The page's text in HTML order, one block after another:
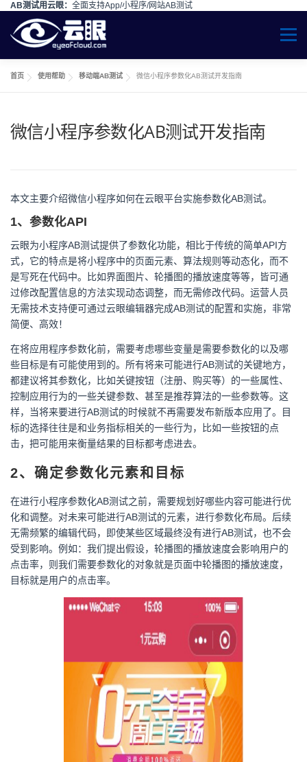
AB测试用云眼： 全面支持App/小程序/网站AB测试
Skip to content
Menu
首页 使用帮助 移动端AB测试 微信小程序参数化AB测试开发指南
微信小程序参数化AB测试开发指南
本文主要介绍微信小程序如何在云眼平台实施参数化AB测试。
1、参数化API
云眼为小程序AB测试提供了参数化功能，相比于传统的简单API方
式，它的特点是将小程序中的页面元素、算法规则等动态化，而不
是写死在代码中。比如界面图片、轮播图的播放速度等等，皆可通
过修改配置信息的方法实现动态调整，而无需修改代码。运营人员
无需技术支持便可通过云眼编辑器完成AB测试的配置和实施，非常
简便、高效！
在将应用程序参数化前，需要考虑哪些变量是需要参数化的以及哪
些目标是有可能使用到的。所有将来可能进行AB测试的关键地方，
都建议将其参数化，比如关键按钮（注册、购买等）的一些属性、
控制应用行为的一些关键参数、甚至是推荐算法的一些参数等。这
样，当将来要进行AB测试的时候就不再需要发布新版本应用了。目
标的选择往往是和业务指标相关的一些行为，比如一些按钮的点
击，把可能用来衡量结果的目标都考虑进去。
2、确定参数化元素和目标
在进行小程序参数化AB测试之前，需要规划好哪些内容可能进行优
化和调整。对未来可能进行AB测试的元素，进行参数化布局。后续
无需频繁的编辑代码，即使某些区域最终没有进行AB测试，也不会
受到影响。例如：我们提出假设，轮播图的播放速度会影响用户的
点击率，则我们需要参数化的对象就是页面中轮播图的播放速度，
目标就是用户的点击率。